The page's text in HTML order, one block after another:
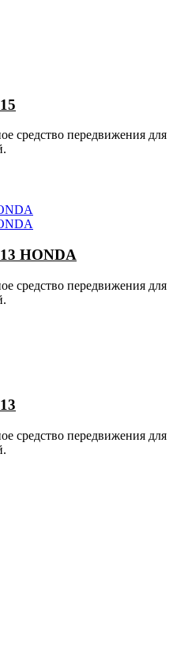
средство передвижения
HONDA
средство передвижения
средство передвижения